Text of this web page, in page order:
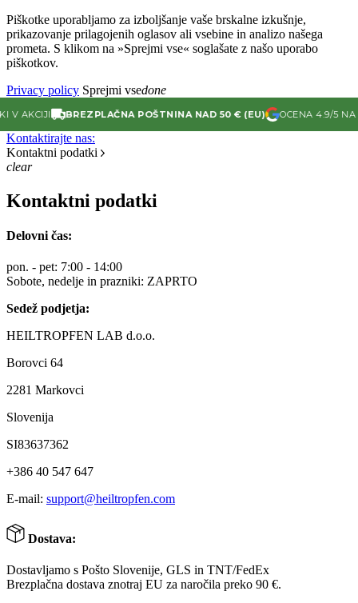
Piškotke uporabljamo za izboljšanje vaše brskalne izkušnje,
prikazovanje prilagojenih oglasov ali vsebine in analizo našega
prometa. S klikom na »Sprejmi vse« soglašate z našo uporabo
piškotkov.
Privacy policy Sprejmi vsedone
AKCIJI BREZPLAČNA POŠTNINA NAD 50 € (EU) OCENA 4.9/5 NA
Kontaktirajte nas:
Kontaktni podatki
clear
Kontaktni podatki
Delovni čas:
pon. - pet: 7:00 - 14:00
Sobote, nedelje in prazniki: ZAPRTO
Sedež podjetja:
HEILTROPFEN LAB d.o.o.
Borovci 64
2281 Markovci
Slovenija
SI83637362
+386 40 547 647
E-mail: support@heiltropfen.com
Dostava:
Dostavljamo s Pošto Slovenije, GLS in TNT/FedEx
Brezplačna dostava znotraj EU za naročila preko 90 €.